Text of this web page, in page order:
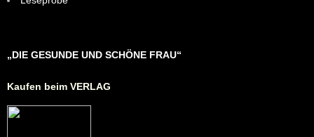
„DIE GESUNDE UND SCHÖNE FRAU“
Kaufen beim VERLAG